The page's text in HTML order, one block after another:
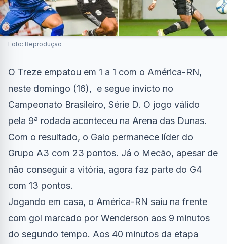
Foto: Reprodução
O Treze empatou em 1 a 1 com o América-RN,
neste domingo (16), e segue invicto no
Campeonato Brasileiro, Série D. O jogo válido
pela 9ª rodada aconteceu na Arena das Dunas.
Com o resultado, o Galo permanece líder do
Grupo A3 com 23 pontos. Já o Mecão, apesar de
não conseguir a vitória, agora faz parte do G4
com 13 pontos.
Jogando em casa, o América-RN saiu na frente
com gol marcado por Wenderson aos 9 minutos
do segundo tempo. Aos 40 minutos da etapa